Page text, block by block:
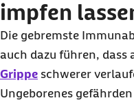
impfen
Die gebremste
auch dazu führen,
Grippe schwerer
Ungeborenes